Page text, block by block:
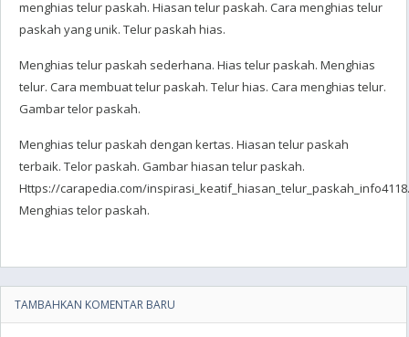
menghias telur paskah. Hiasan telur paskah. Cara menghias telur
paskah yang unik. Telur paskah hias.
Menghias telur paskah sederhana. Hias telur paskah. Menghias
telur. Cara membuat telur paskah. Telur hias. Cara menghias telur.
Gambar telor paskah.
Menghias telur paskah dengan kertas. Hiasan telur paskah
terbaik. Telor paskah. Gambar hiasan telur paskah.
Https://carapedia.com/
Menghias telor paskah.
TAMBAHKAN KOMENTAR BARU